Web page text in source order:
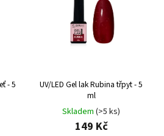
- 5
UV/LED Gel lak Rubina třpyt - 5
ml
Skladem (>5 ks)
149 Kč